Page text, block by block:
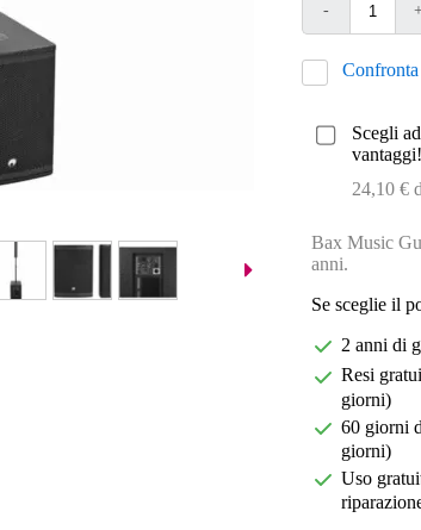
-
Confronta
Scegli
vantaggi!
24,10 €
Bax Music
anni.
Se sceglie il
2 anni di
Resi
giorni)
60 giorni
giorni)
Uso